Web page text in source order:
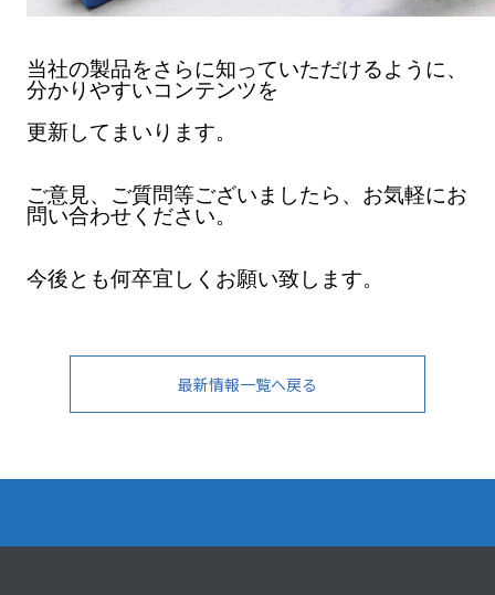
当社の製品をさらに知っていただけるように、
分かりやすいコンテンツを
更新してまいります。
ご意見、ご質問等ございましたら、お気軽にお
問い合わせください。
今後とも何卒宜しくお願い致します。
最新情報一覧へ戻る